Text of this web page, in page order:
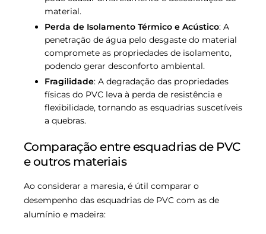
material.
Perda de Isolamento Térmico e Acústico: A
penetração de água pelo desgaste do material
compromete as propriedades de isolamento,
podendo gerar desconforto ambiental.
Fragilidade: A degradação das propriedades
físicas do PVC leva à perda de resistência e
flexibilidade, tornando as esquadrias suscetíveis
a quebras.
Comparação entre esquadrias de PVC
e outros materiais
Ao considerar a maresia, é útil comparar o
desempenho das esquadrias de PVC com as de
alumínio e madeira: